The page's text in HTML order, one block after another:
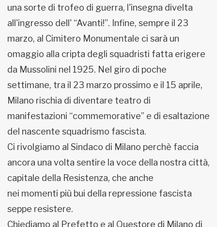
una sorte di trofeo di guerra, l'insegna divelta
all'ingresso dell' “Avanti!”. Infine, sempre il 23
marzo, al Cimitero Monumentale ci sarà un
omaggio alla cripta degli squadristi fatta erigere
da Mussolini nel 1925. Nel giro di poche
settimane, tra il 23 marzo prossimo e il 15 aprile,
Milano rischia di diventare teatro di
manifestazioni “commemorative” e di esaltazione
del nascente squadrismo fascista.
Ci rivolgiamo al Sindaco di Milano perchè faccia
ancora una volta sentire la voce della nostra città,
capitale della Resistenza, che anche
nei momenti più bui della repressione fascista
seppe resistere.
Chiediamo al Prefetto e al Questore di Milano di